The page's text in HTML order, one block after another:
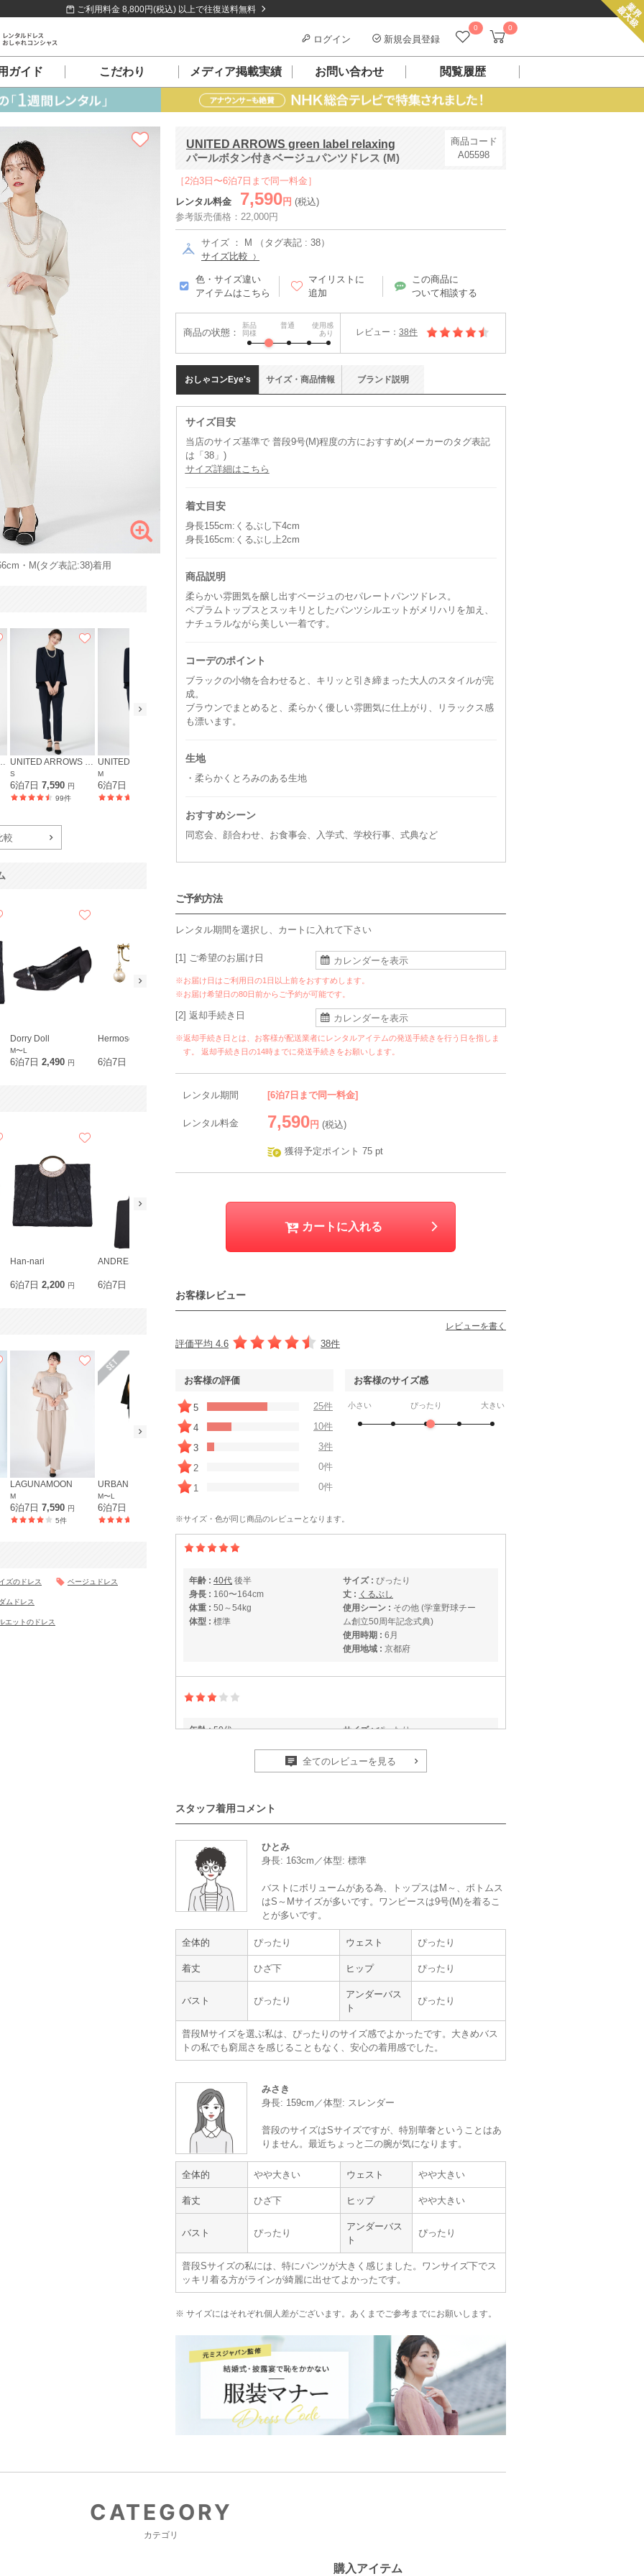
ご利用料金 8,800円(税込) 以上で往復送料無料
0 0
ログイン 新規会員登録
ガイド こだわり メディア掲載実績 お問い合わせ 閲覧履歴
UNITED ARROWS green label relaxing
パールボタン付きベージュパンツドレス (M)
商品コード
A05598
［2泊3日〜6泊7日まで同一料金］
レンタル料金
7,590 円 (税込)
参考販売価格：22,000円
サイズ ： M （タグ表記 : 38）
サイズ比較
色・サイズ違い
アイテムはこちら
マイリストに
追加
この商品に
ついて相談する
商品の状態：
新品
同様
普通
使用感
あり
レビュー： 38件
おしゃコンEye's
サイズ目安
当店のサイズ基準で 普段9号(M)程度の方におすすめ(メーカーのタグ表記
は「38」)
サイズ詳細はこちら
着丈目安
身長155cm:くるぶし下4cm
身長165cm:くるぶし上2cm
商品説明
柔らかい雰囲気を醸し出すベージュのセパレートパンツドレス。
ペプラムトップスとスッキリとしたパンツシルエットがメリハリを加え、
ナチュラルながら美しい一着です。
コーデのポイント
ブラックの小物を合わせると、キリッと引き締まった大人のスタイルが完
成。
ブラウンでまとめると、柔らかく優しい雰囲気に仕上がり、リラックス感
も漂います。
生地
・柔らかくとろみのある生地
おすすめシーン
同窓会、顔合わせ、お食事会、入学式、学校行事、式典など
サイズ・ 商品情報 ブランド説明
ご予約方法
レンタル期間を選択し、カートに入れて下さい
[1] ご希望のお届け日
※お届け日はご利用日の1日以上前をおすすめします。
※お届け希望日の80日前からご予約が可能です。
[2] 返却手続き日
※返却手続き日とは、お客様が配送業者にレンタルアイテムの発送手続きを行う日を指しま
す。 返却手続き日の14時までに発送手続きをお願いします。
レンタル期間 [6泊7日まで同一料金]
レンタル料金 7,590 円 (税込)
獲得予定ポイント 75 pt
カートに入れる
お客様レビュー
レビューを書く
評価平均 4.6 38件
お客様の評価
5
25件
4
10件
3
3件
2
0件
1
0件
お客様のサイズ感
小さい ぴったり 大きい
※サイズ・色が同じ商品のレビューとなります。
年齢 : 40代 後半
身長 : 160〜164cm
体重 : 50～54kg
体型 : 標準
サイズ : ぴったり
丈 : くるぶし
使用シーン : その他 (学童野球チー
ム創立50周年記念式典)
使用時期 : 6月
使用地域 : 京都府
年齢 : 50代
サイズ :ぴったり
使用シーン :その他 (成人式前撮り
(家族写真))
Han-nari
年齢 :
体重 :
サイズ :
使用シーン : 七五三・お宮参り
使用時期 :
全てのレビューを見る
スタッフ着用コメント
ひとみ
身長: 163cm／体型: 標準
バストにボリュームがある為、トップスはM～、ボトムス
はS～Mサイズが多いです。ワンピースは9号(M)を着るこ
とが多いです。
全体的 ぴったり ウェスト ぴったり
着丈 ひざ下 ヒップ ぴったり
バスト ぴったり
アンダーバス
ト
ぴったり
普段Mサイズを選ぶ私は、ぴったりのサイズ感でよかったです。大きめバス
トの私でも窮屈さを感じることもなく、安心の着用感でした。
みさき
身長: 159cm／体型: スレンダー
普段のサイズはSサイズですが、特別華奢ということはあ
りません。最近ちょっと二の腕が気になります。
全体的 やや大きい ウェスト やや大きい
着丈 ひざ下 ヒップ やや大きい
バスト ぴったり
アンダーバス
ト
ぴったり
普段Sサイズの私には、特にパンツが大きく感じました。ワンサイズ下でス
ッキリ着る方がラインが綺麗に出せてよかったです。
※ サイズにはそれぞれ個人差がございます。 あくまでご参考までにお願いします。
・M(タグ表記:38)着用
green label relaxing UNITED ARROWS green label relaxing
S
6泊7日7,590 円
99件
M
6泊7日 6泊7日6,490
S
6泊7日7,590
較
Dorry Doll
M〜L
6泊7日2,490 円
Hermoso luxe
6泊7日
Reflect
Han-nari
6泊7日2,200 円
ANDRESD
6泊7日
LAGUNAMOON
M
6泊7日7,590 円
5件
URBAN RESEARCH DOORS
M〜L
6泊7日
REPLETE
40件
ズのドレス ベージュドレス
ムドレス
エットのドレス
CATEGORY
カテゴリ
購入アイテム